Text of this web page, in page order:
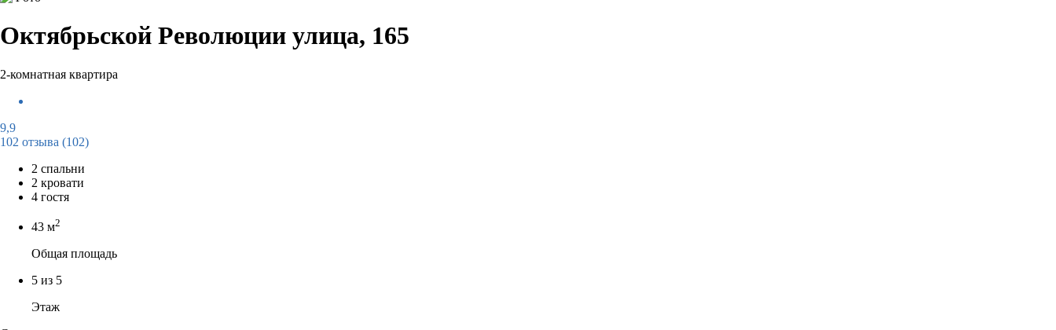
Октябрьской Революции улица, 165
2-комнатная квартира
9,9
102 отзыва (102)
2 спальни
2 кровати
4 гостя
43 м2
Общая площадь
5 из 5
Этаж